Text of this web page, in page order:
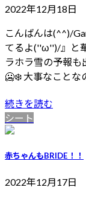
2022年12月18日
こんばんは(^^)/
てるよ(''ω'')/』と
ラホラ雪の予報
🥶❄️ 大事なことな
続きを読む
シート
赤ちゃんもBRIDE！！
2022年12月17日